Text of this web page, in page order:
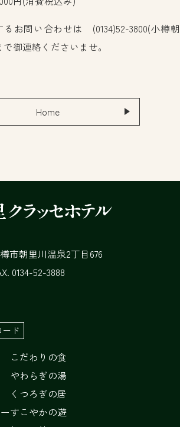
お問い合わせは (0134)52-3800(小樽朝
御連絡くださいませ。
Home
市朝里川温泉2丁目676
0134-52-3888
ード
こだわりの食
やわらぎの湯
くつろぎの居
すこやかの遊